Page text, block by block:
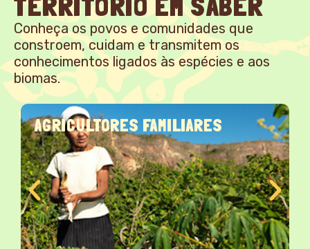
Conheça os povos e comunidades que
constroem, cuidam e transmitem os
conhecimentos ligados às espécies e aos
biomas.
AGRICULTORES FAMILIARES